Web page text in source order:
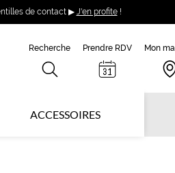
de contact ▶ J'en profite!
Recherche Prendre RDV Mon
ACCESSOIRES